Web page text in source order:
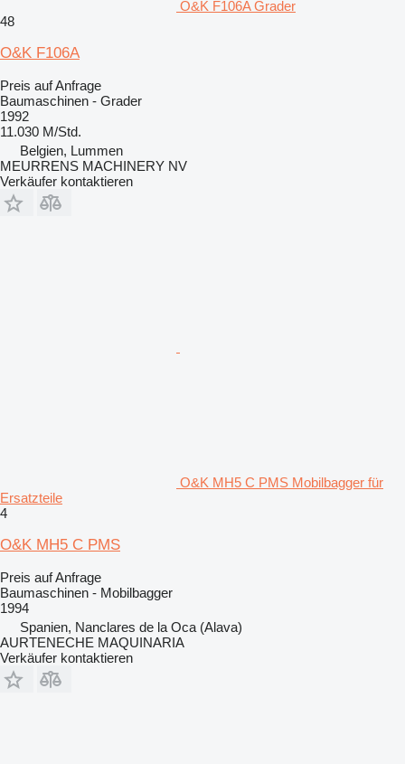
O&K F106A Grader
48
O&K F106A
Preis auf Anfrage
Baumaschinen - Grader
1992
11.030 M/Std.
Belgien, Lummen
MEURRENS MACHINERY NV
Verkäufer kontaktieren
O&K MH5 C PMS Mobilbagger für
Ersatzteile
4
O&K MH5 C PMS
Preis auf Anfrage
Baumaschinen - Mobilbagger
1994
Spanien, Nanclares de la Oca (Alava)
AURTENECHE MAQUINARIA
Verkäufer kontaktieren